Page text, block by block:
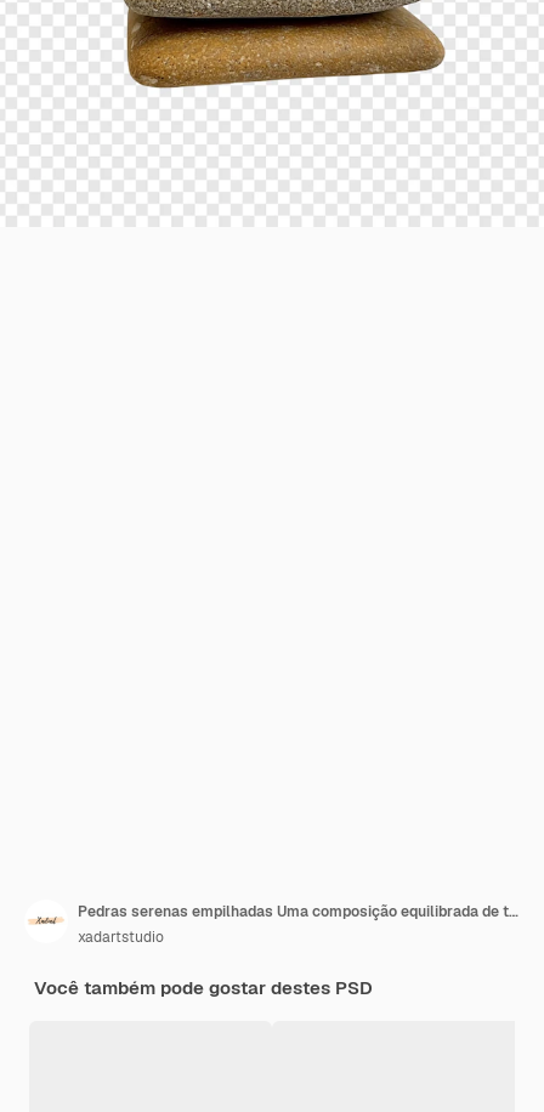
Pedras serenas empilhadas Uma composição equilibrada de tons de terra
xadartstudio
Você também pode gostar destes PSD